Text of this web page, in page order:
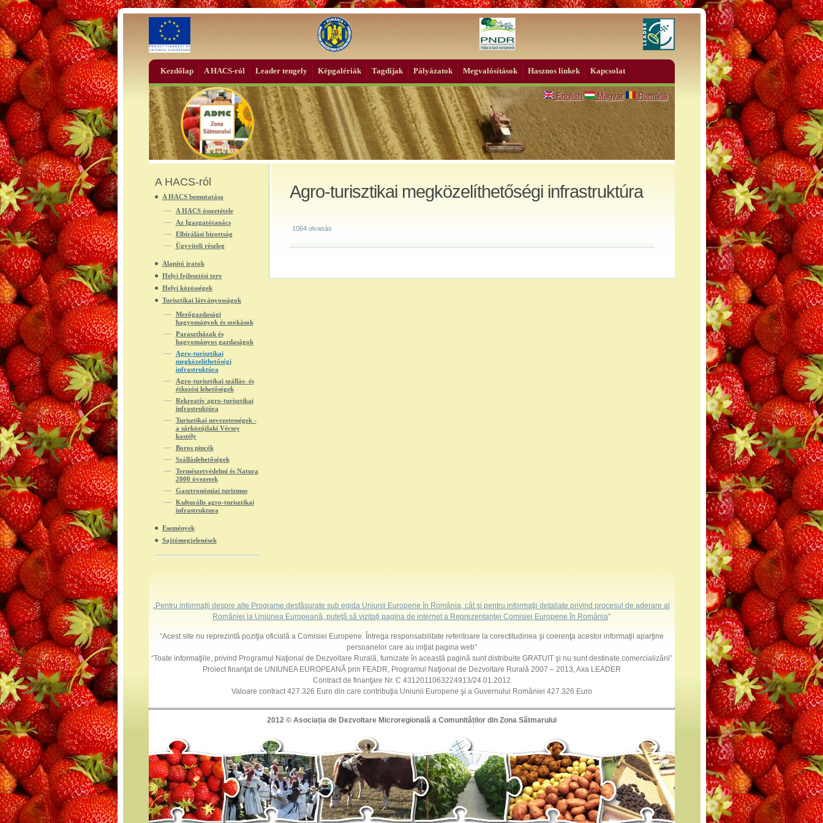
English Magyar Română
Kezdőlap A HACS-ról Leader tengely Képgalériák Tagdíjak Pályázatok Megvalósítások Hasznos linkek Kapcsolat
A HACS-ról
A HACS bemutatása
A HACS összetétele
Az Igazgatótanács
Elbírálási bizottság
Ügyviteli részleg
Alapító iratok
Helyi fejlesztési terv
Helyi közösségek
Turisztikai látványosságok
Mezőgazdasági
hagyományok és szokások
Parasztházak és
hagyományos gazdaságok
Agro-turisztikai
megközelíthetőségi
infrastruktúra
Agro-turisztikai szállás- és
étkezési lehetőségek
Rekreatív agro-turisztikai
infrastruktúra
Turisztikai nevezetességek -
a sárközújlaki Vécsey
kastély
Boros pincék
Szálláslehetőségek
Természetvédelmi és Natura
2000 övezetek
Gasztronómiai turizmus
Kulturális agro-turisztikai
infrastruktura
Események
Sajtómegjelenések
Agro-turisztikai megközelíthetőségi infrastruktúra
1064 olvasás
„Pentru informaţii despre alte Programe desfăşurate sub egida Uniunii Europene în România, cât şi pentru informaţii detaliate privind procesul de aderare al
României la Uniunea Europeană, puteţă să vizitaţi pagina de internet a Reprezentanţei Comisiei Europene în România”
“Acest site nu reprezintă poziţia oficială a Comisiei Europene. Întrega responsabilitate referitoare la corectitudinea şi coerenţa acestor informaţii aparţine
persoanelor care au iniţiat pagina web”
“Toate informaţiile, privind Programul Naţional de Dezvoltare Rurală, furnizate în această pagină sunt distribuite GRATUIT şi nu sunt destinate comercializării”
Proiect finanţat de UNIUNEA EUROPEANĂ prin FEADR, Programul Naţional de Dezvoltare Rurală 2007 – 2013, Axa LEADER
Contract de finanţare Nr. C 4312011063224913/24.01.2012
Valoare contract 427.326 Euro din care contribuţia Uniunii Europene şi a Guvernului României 427.326 Euro
2012 © Asociația de Dezvoltare Microregională a Comunităților din Zona Sătmarului